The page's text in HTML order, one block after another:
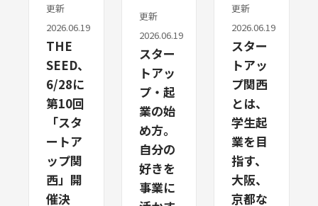
更新
2026.06.19
THE
SEED、
6/28に
第10回
「スタ
ートア
ップ関
西」開
催決
更新
2026.06.19
スター
トアッ
プ・起
業の始
め方。
自分の
好きを
事業に
更新
2026.06.19
スター
トアッ
プ関西
とは、
学生起
業を目
指す、
大阪、
京都な